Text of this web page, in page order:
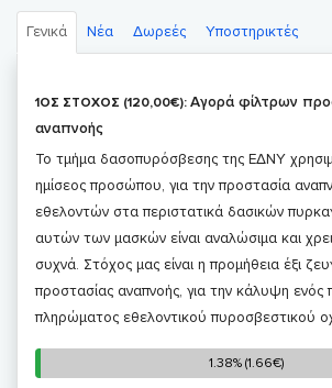
Γενικά Νέα Δωρεές Υποστηρικτές
1ΟΣ ΣΤΟΧΟΣ (120,00€): Αγορά φίλτρων
αναπνοής
Το τμήμα δασοπυρόσβεσης της ΕΔΝΥ
ημίσεος προσώπου, για την προστασία
εθελοντών στα περιστατικά δασικών
αυτών των μασκών είναι αναλώσιμα και
συχνά. Στόχος μας είναι η προμήθεια έξι
προστασίας αναπνοής, για την κάλυψη ενός
πληρώματος εθελοντικού πυροσβεστικού
1.38% (1.66€)
1.38% (1.66€)